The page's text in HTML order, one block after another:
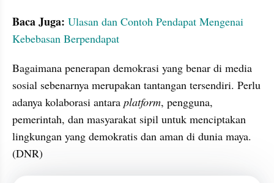
Baca Juga: Ulasan dan Contoh Pendapat Mengenai
Kebebasan Berpendapat
Bagaimana penerapan demokrasi yang benar di media
sosial sebenarnya merupakan tantangan tersendiri. Perlu
adanya kolaborasi antara platform, pengguna,
pemerintah, dan masyarakat sipil untuk menciptakan
lingkungan yang demokratis dan aman di dunia maya.
(DNR)